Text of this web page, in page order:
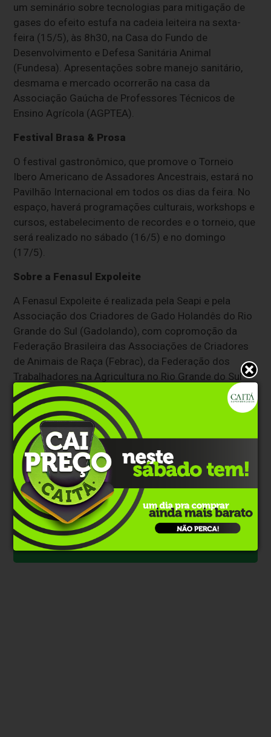
um seminário sobre tecnologias para mitigação de
gases do efeito estufa na cadeia leiteira na sexta-
feira (15/5), às 8h30, na Casa do Fundo de
Desenvolvimento e Defesa Sanitária Animal
(Fundesa). Apresentações sobre manejo sanitário,
desmama e mercado ocorrerão na casa da
Associação Gaúcha de Professores Técnicos de
Ensino Agrícola (AGPTEA).
Festival Brasa & Prosa
O festival gastronômico, que promove o Torneio
Ibero Americano de Assadores Ancestrais, estará no
Pavilhão Internacional em todos os dias da feira. No
espaço, haverá programações culturais, workshops e
cursos, estabelecimento de recordes e o torneio, que
será realizado no sábado (16/5) e no domingo
(17/5).
Sobre a Fenasul Expoleite
A Fenasul Expoleite é realizada pela Seapi e pela
Associação dos Criadores de Gado Holandês do Rio
Grande do Sul (Gadolando), com copromoção da
Federação Brasileira das Associações de Criadores
de Animais de Raça (Febrac), da Federação dos
Trabalhadores na Agricultura no Rio Grande do Sul
(Fetag-RS), da Federação da Agricultura do Estado
do Rio Grande do Sul (Farsul) e da prefeitura de
Esteio.
Texto: Ascom Seapi
Edição: Secom
Clique aqui e faça parte do nosso grupo no